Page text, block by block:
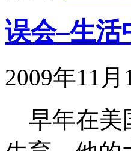
误会–生活
2009年11月
早年在美